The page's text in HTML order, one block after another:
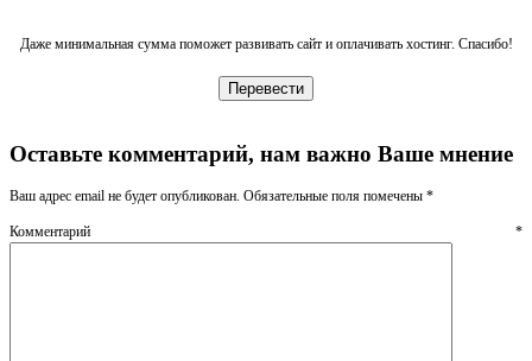
Даже минимальная сумма поможет развивать сайт и оплачивать хостинг. Спасибо!
Перевести
Оставьте комментарий, нам важно Ваше мнение
Ваш адрес email не будет опубликован. Обязательные поля помечены *
Комментарий *